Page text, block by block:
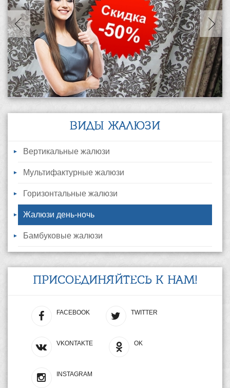
ВИДЫ ЖАЛЮЗИ
Вертикальные жалюзи
Мультифактурные жалюзи
Горизонтальные жалюзи
Жалюзи день-ночь
Бамбуковые жалюзи
ПРИСОЕДИНЯЙТЕСЬ К НАМ!
FACEBOOK TWITTER
VKONTAKTE OK
INSTAGRAM